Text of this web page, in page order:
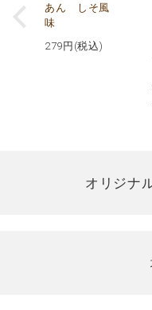
あん しそ風
味
279 円(税込)
オリジナ